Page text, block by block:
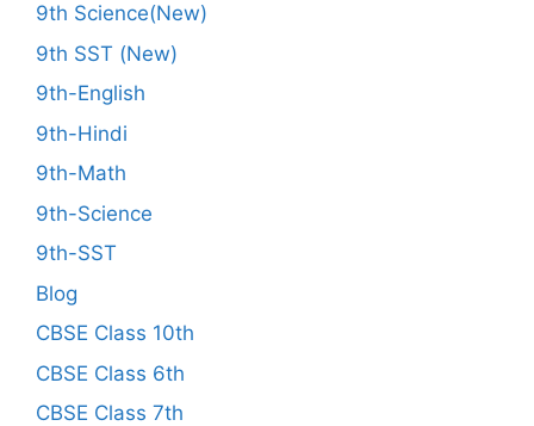
9th Science(New)
9th SST (New)
9th-English
9th-Hindi
9th-Math
9th-Science
9th-SST
Blog
CBSE Class 10th
CBSE Class 6th
CBSE Class 7th